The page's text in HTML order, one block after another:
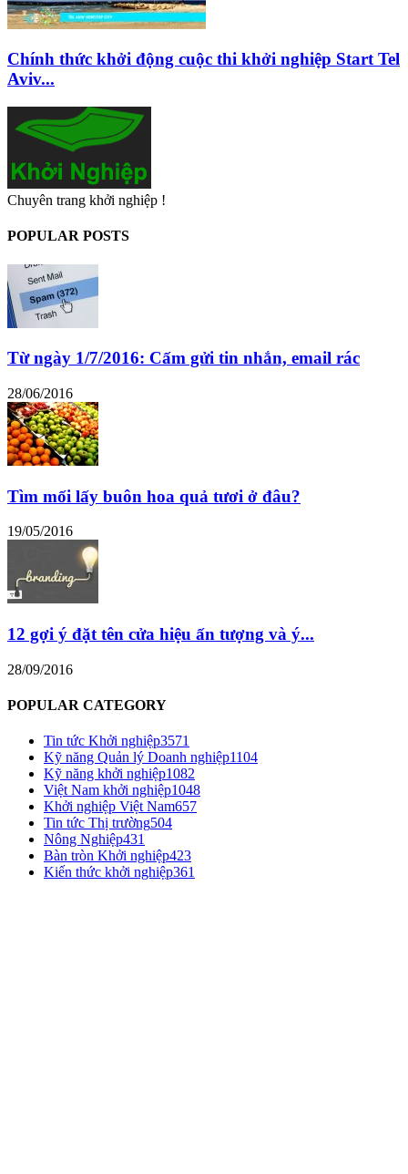
Chính thức khởi động cuộc thi khởi nghiệp Start Tel
Aviv...
Chuyên trang khởi nghiệp !
POPULAR POSTS
Từ ngày 1/7/2016: Cấm gửi tin nhắn, email rác
28/06/2016
Tìm mối lấy buôn hoa quả tươi ở đâu?
19/05/2016
12 gợi ý đặt tên cửa hiệu ấn tượng và ý...
28/09/2016
POPULAR CATEGORY
Tin tức Khởi nghiệp3571
Kỹ năng Quản lý Doanh nghiệp1104
Kỹ năng khởi nghiệp1082
Việt Nam khởi nghiệp1048
Khởi nghiệp Việt Nam657
Tin tức Thị trường504
Nông Nghiệp431
Bàn tròn Khởi nghiệp423
Kiến thức khởi nghiệp361